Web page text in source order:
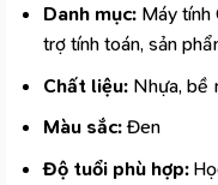
Danh mục:Máy tính
trợ tính toán, sản
Chất liệu:Nhựa, bề
Màu sắc:Đen
Độ tuổi phù hợp: